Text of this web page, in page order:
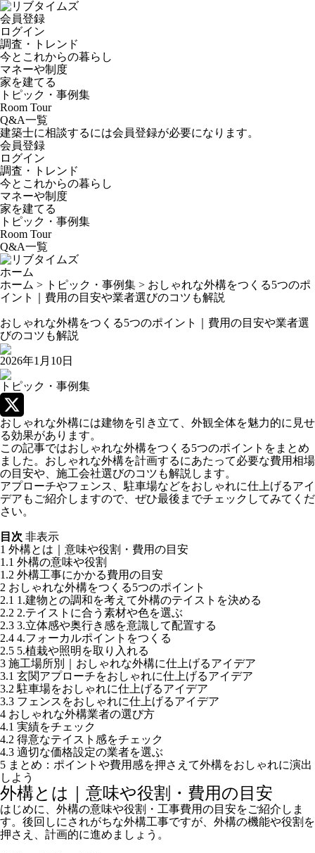
会員登録
ログイン
調査・トレンド
今とこれからの暮らし
マネーや制度
家を建てる
トピック・事例集
Room Tour
Q&A一覧
建築士に相談するには会員登録が必要になります。
会員登録
ログイン
調査・トレンド
今とこれからの暮らし
マネーや制度
家を建てる
トピック・事例集
Room Tour
Q&A一覧
ホーム
ホーム > トピック・事例集 > おしゃれな外構をつくる5つのポ
イント｜費用の目安や業者選びのコツも解説
おしゃれな外構をつくる5つのポイント｜費用の目安や業者選
びのコツも解説
2026年1月10日
トピック・事例集
X
おしゃれな外構には建物を引き立て、外観全体を魅力的に見せ
る効果があります。
この記事ではおしゃれな外構をつくる5つのポイントをまとめ
ました。おしゃれな外構を計画するにあたって必要な費用相場
の目安や、施工会社選びのコツも解説します。
アプローチやフェンス、駐車場などをおしゃれに仕上げるアイ
デアもご紹介しますので、ぜひ最後までチェックしてみてくだ
さい。
目次 非表示
1 外構とは｜意味や役割・費用の目安
1.1 外構の意味や役割
1.2 外構工事にかかる費用の目安
2 おしゃれな外構をつくる5つのポイント
2.1 1.建物との調和を考えて外構のテイストを決める
2.2 2.テイストに合う素材や色を選ぶ
2.3 3.立体感や奥行き感を意識して配置する
2.4 4.フォーカルポイントをつくる
2.5 5.植栽や照明を取り入れる
3 施工場所別｜おしゃれな外構に仕上げるアイデア
3.1 玄関アプローチをおしゃれに仕上げるアイデア
3.2 駐車場をおしゃれに仕上げるアイデア
3.3 フェンスをおしゃれに仕上げるアイデア
4 おしゃれな外構業者の選び方
4.1 実績をチェック
4.2 得意なテイスト感をチェック
4.3 適切な価格設定の業者を選ぶ
5 まとめ：ポイントや費用感を押さえて外構をおしゃれに演出
しよう
外構とは｜意味や役割・費用の目安
はじめに、外構の意味や役割・工事費用の目安をご紹介しま
す。後回しにされがちな外構工事ですが、外構の機能や役割を
押さえ、計画的に進めましょう。